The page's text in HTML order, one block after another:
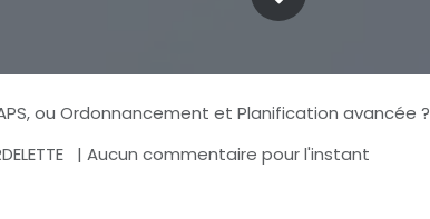
ou Ordonnancement et Planification avancée ?
| Aucun commentaire pour l'instant